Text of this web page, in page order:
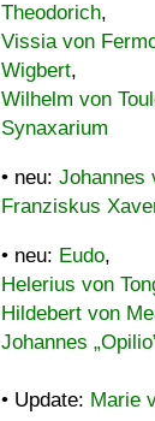
Theodorich,
Vissia von
Wigbert,
Wilhelm von
Synaxarium
• neu: Johannes
Franziskus
• neu: Eudo,
Helerius von
Hildebert von
Johannes
• Update: Marie